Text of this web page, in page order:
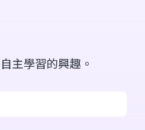
主學習的興趣。